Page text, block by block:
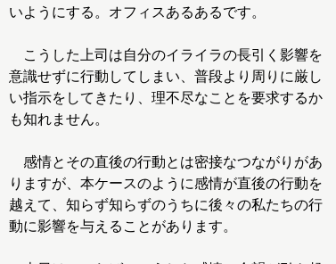
いようにする。オフィスあるあるです。
こうした上司は自分のイライラの長引く影響を
意識せずに行動してしまい、普段より周りに厳し
い指示をしてきたり、理不尽なことを要求するか
も知れません。
感情とその直後の行動とは密接なつながりがあ
りますが、本ケースのように感情が直後の行動を
越えて、知らず知らずのうちに後々の私たちの行
動に影響を与えることがあります。